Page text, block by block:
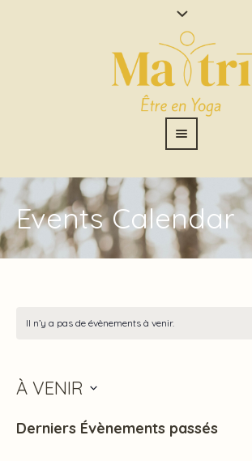
Events Calendar
Il n’y a pas de évènements à venir.
À VENIR
une
Derniers Évènements passés